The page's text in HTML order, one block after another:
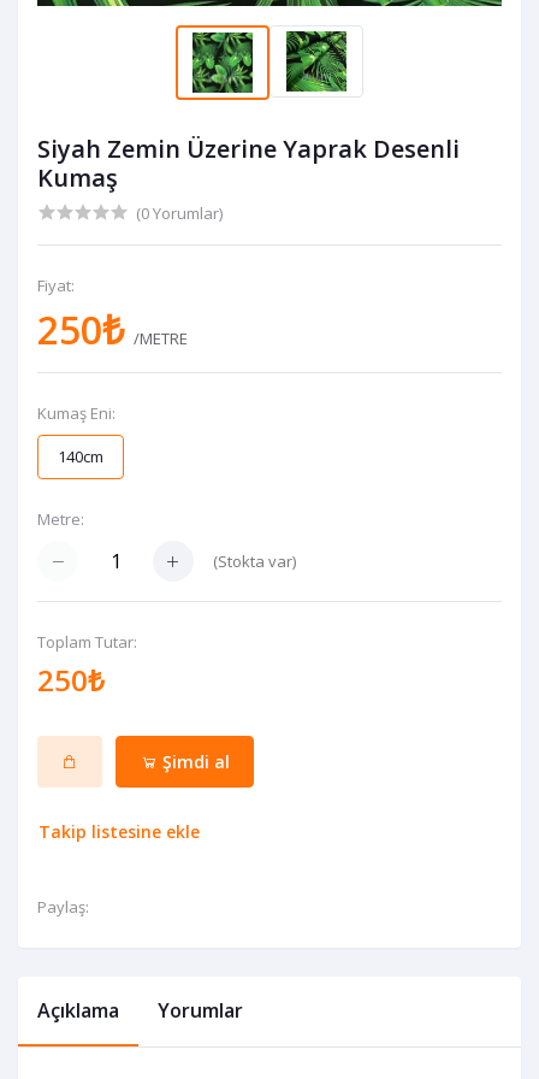
Siyah Zemin Üzerine Yaprak Desenli
Kumaş
(0 Yorumlar)
Fiyat:
250₺ /METRE
Kumaş Eni:
140cm
Metre:
(Stokta var)
Toplam Tutar:
250₺
Şimdi al
Takip listesine ekle
Paylaş:
Açıklama Yorumlar